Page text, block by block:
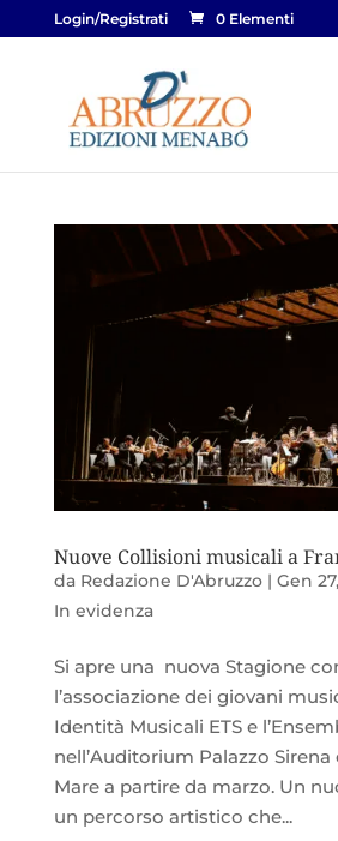
Login/Registrati 0 Elementi
Nuove Collisioni musicali a
da Redazione D'Abruzzo| Gen
In evidenza
Si apre una nuova Stagione
l’associazione dei giovani
Identità Musicali ETS e
nell’Auditorium Palazzo Sirena
Mare a partire da marzo. Un
un percorso artistico che...